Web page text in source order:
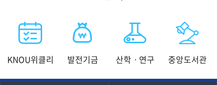
KNOU위클리 발전기금 산학ㆍ연구 중앙도서관